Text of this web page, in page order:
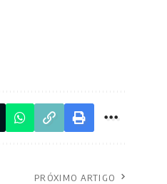
PRÓXIMO ARTIGO